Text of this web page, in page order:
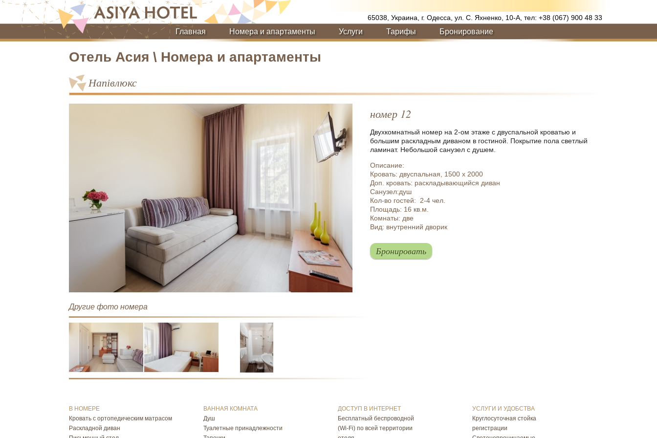
65038, Украина, г. Одесса, ул. С. Яхненко, 10-А, тел: +38 (067) 900 48 33
Главная Номера и апартаменты Услуги Тарифы Бронирование
Отель Асия \ Номера и апартаменты
Напівлюкс
Другие фото номера
номер 12
Двухкомнатный номер на 2-ом этаже с двуспальной кроватью и
большим раскладным диваном в гостиной. Покрытие пола светлый
ламинат. Небольшой санузел с душем.
Описание:
Кровать: двуспальная, 1500 х 2000
Доп. кровать: раскладывающийся диван
Санузел:душ
Кол-во гостей: 2-4 чел.
Площадь: 16 кв.м.
Комнаты: две
Вид: внутренний дворик
Бронировать
В НОМЕРЕ
Кровать с ортопедическим матрасом
Раскладной диван
ВАННАЯ КОМНАТА
Душ
Туалетные принадлежности
ДОСТУП В ИНТЕРНЕТ
Бесплатный беспроводной
(Wi-Fi) по всей территории
УСЛУГИ И УДОБСТВА
Круглосуточная стойка
регистрации